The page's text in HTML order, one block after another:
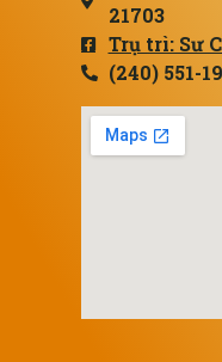
21703
Trụ trì: Sư
(240) 551-